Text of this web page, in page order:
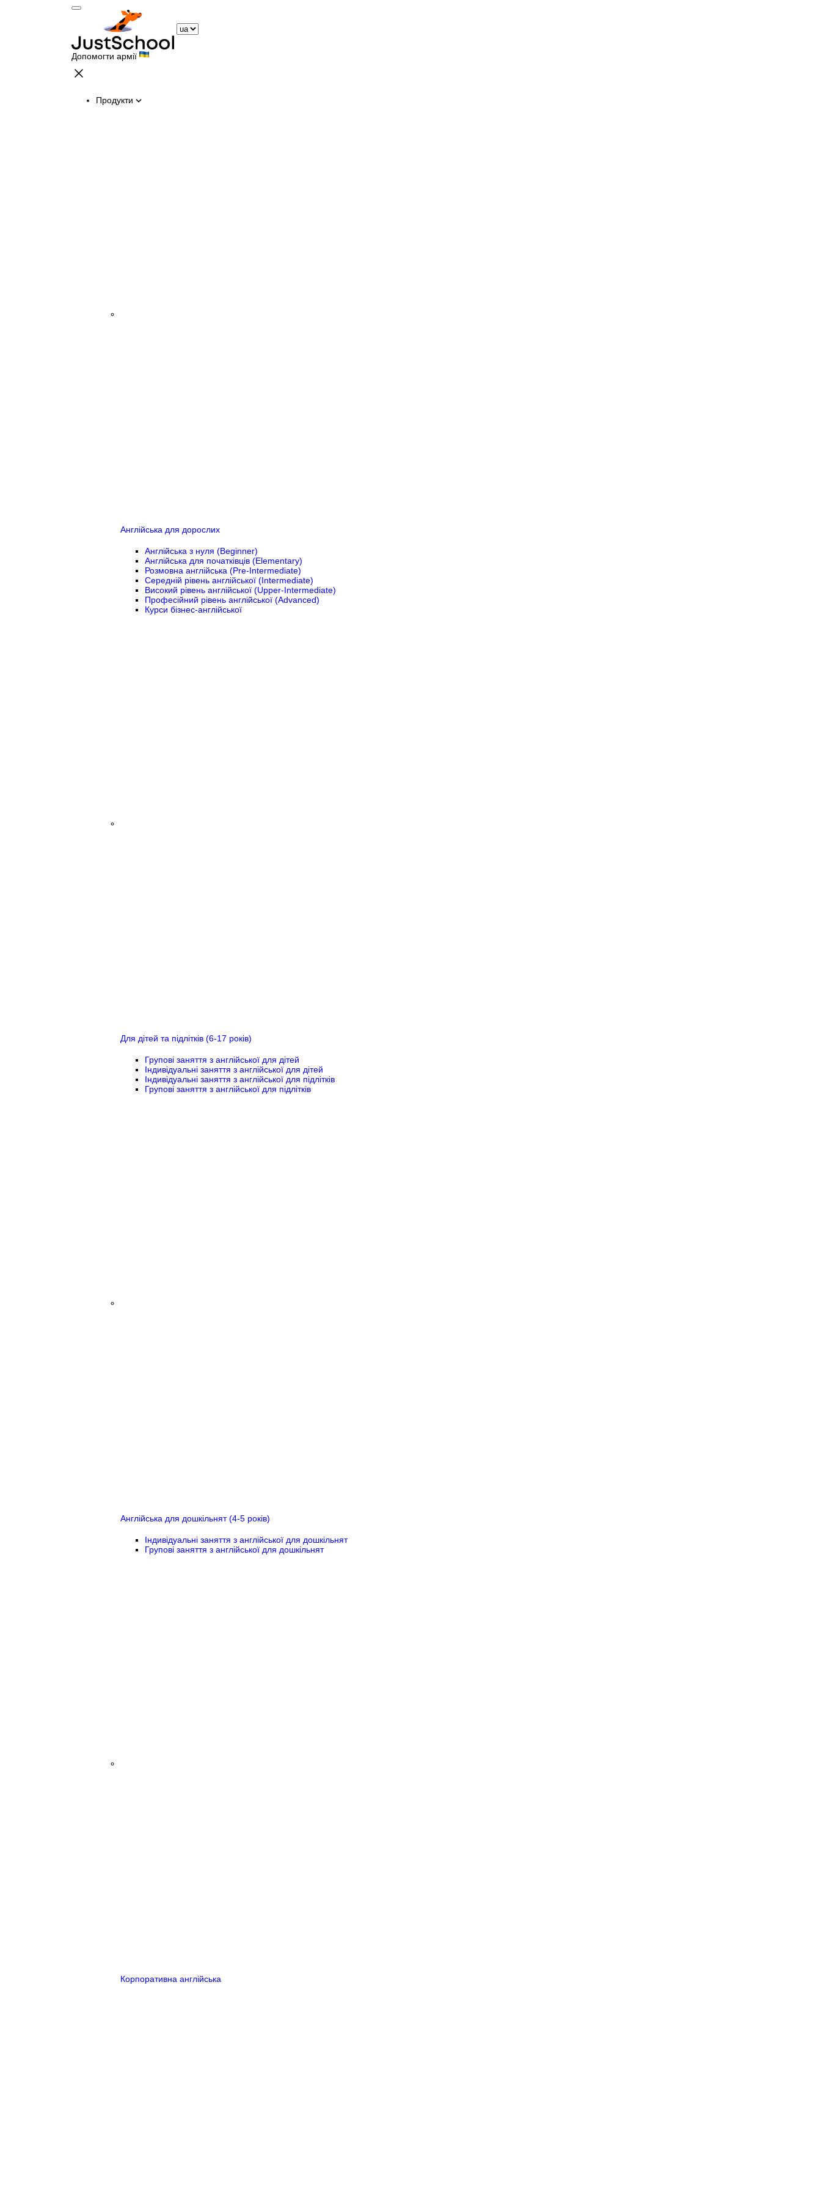
Допомогти армії
Продукти
Англійська для дорослих
Англійська з нуля (Beginner)
Англійська для початківців (Elementary)
Розмовна англійська (Pre-Intermediate)
Середній рівень англійської (Intermediate)
Високий рівень англійської (Upper-Intermediate)
Професійний рівень англійської (Advanced)
Курси бізнес-англійської
Для дітей та підлітків (6-17 років)
Групові заняття з англійської для дітей
Індивідуальні заняття з англійської для дітей
Індивідуальні заняття з англійської для підлітків
Групові заняття з англійської для підлітків
Англійська для дошкільнят (4-5 років)
Індивідуальні заняття з англійської для дошкільнят
Групові заняття з англійської для дошкільнят
Корпоративна англійська